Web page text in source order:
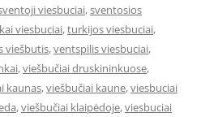
viesbuciai,sventosios
viesbuciai,turkijos viesbuciai,
viešbutis,ventspilis viesbuciai,
,viešbučiai druskininkuose,
kaunas,viešbučiai kaune,viesbuciai
,viešbučiai klaipėdoje,viesbuciai